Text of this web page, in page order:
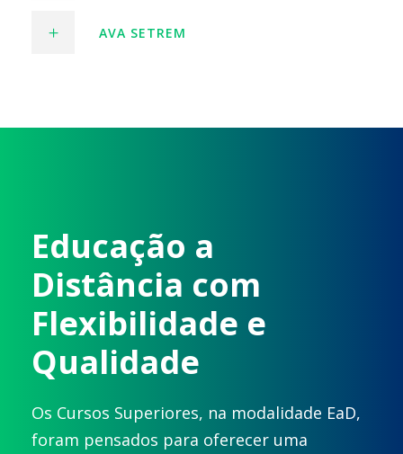
AVA SETREM
Educação a
Distância com
Flexibilidade e
Qualidade
Os Cursos Superiores, na modalidade EaD,
foram pensados para oferecer uma